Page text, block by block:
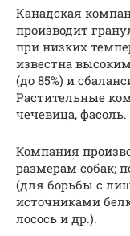
Канадская
производит
при низких
известна
(до 85%) и
Растительные
чечевица, фасоль.
Компания
размерам собак;
(для борьбы с
источниками
лосось и др.).